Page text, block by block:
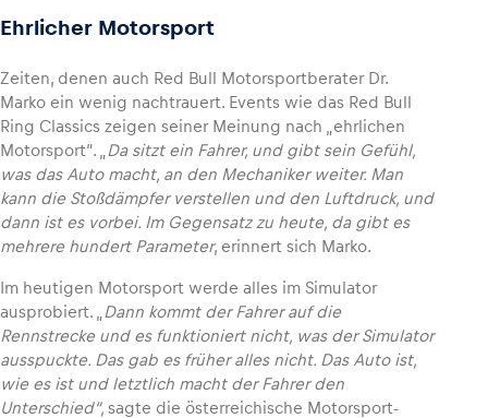
Ehrlicher Motorsport
Zeiten, denen auch Red Bull Motorsportberater Dr.
Marko ein wenig nachtrauert. Events wie das Red Bull
Ring Classics zeigen seiner Meinung nach „ehrlichen
Motorsport“. „
Da sitzt ein Fahrer, und gibt sein Gefühl,
was das Auto macht, an den Mechaniker weiter. Man
kann die Stoßdämpfer verstellen und den Luftdruck, und
dann ist es vorbei. Im Gegensatz zu heute, da gibt es
mehrere hundert Parameter, erinnert sich Marko.
Im heutigen Motorsport werde alles im Simulator
ausprobiert. „
Dann kommt der Fahrer auf die
Rennstrecke und es funktioniert nicht, was der Simulator
ausspuckte. Das gab es früher alles nicht. Das Auto ist,
wie es ist und letztlich macht der Fahrer den
Unterschied“, sagte die österreichische Motorsport-